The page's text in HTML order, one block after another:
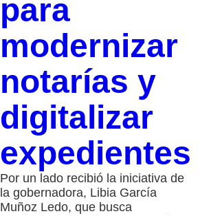
para
modernizar
notarías y
digitalizar
expedientes
Por un lado recibió la iniciativa de
la gobernadora, Libia García
Muñoz Ledo, que busca